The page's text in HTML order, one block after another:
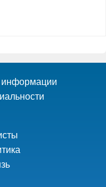
информации